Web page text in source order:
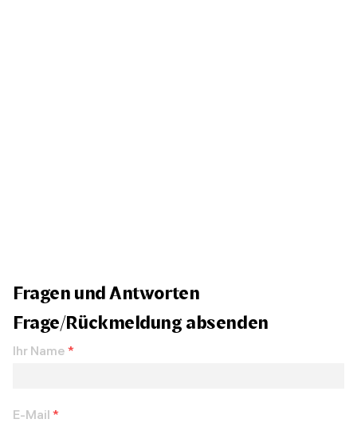
Fragen und Antworten
Frage/Rückmeldung absenden
Ihr Name *
E-Mail *